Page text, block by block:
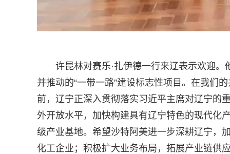
许昆林对赛乐·扎伊德一行来辽表示欢迎
并推动的“一带一路”建设标志性项目。在我们
前，辽宁正深入贯彻落实习近平主席对辽宁的
外开放水平，加快构建具有辽宁特色的现代化
级产业基地。希望沙特阿美进一步深耕辽宁，
化工企业；积极扩大业务布局，拓展产业链供